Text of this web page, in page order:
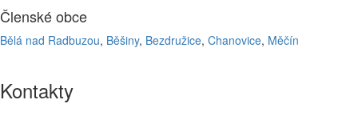
Členské obce
Bělá nad Radbuzou, Běšiny, Bezdružice, Chanovice, Měčín
Kontakty